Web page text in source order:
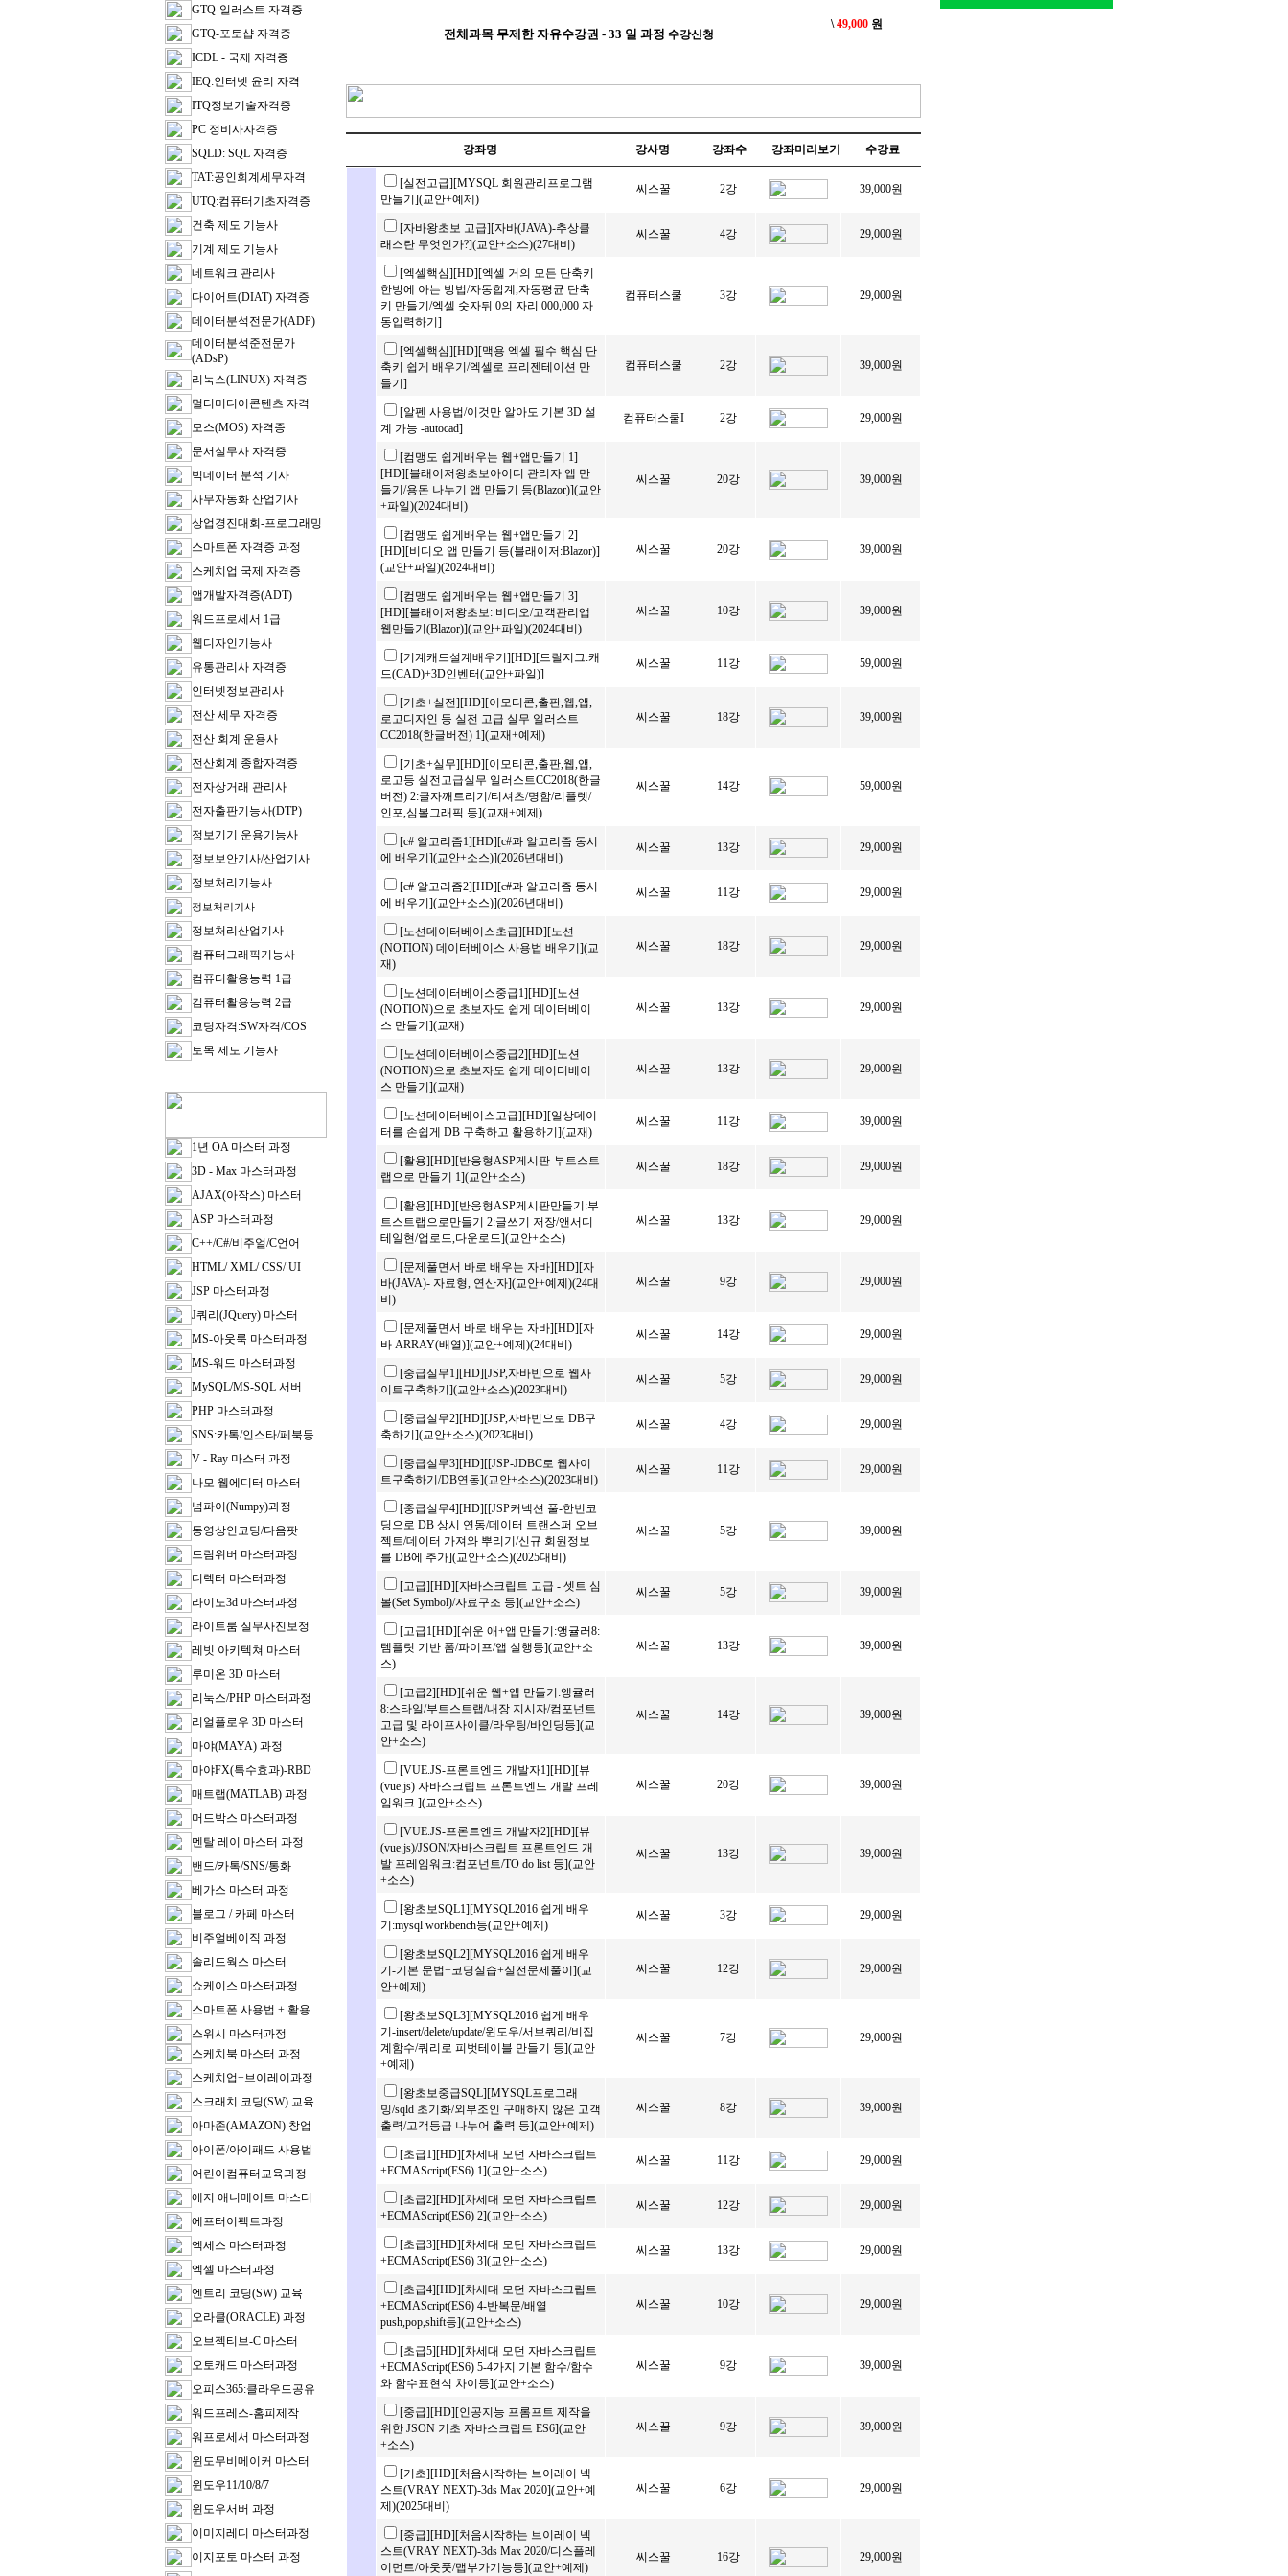
GTQ-일러스트 자격증
GTQ-포토샵 자격증
ICDL - 국제 자격증
IEQ:인터넷 윤리 자격
ITQ정보기술자격증
PC 정비사자격증
SQLD: SQL 자격증
TAT:공인회계세무자격
UTQ:컴퓨터기초자격증
건축 제도 기능사
기계 제도 기능사
네트워크 관리사
다이어트(DIAT) 자격증
데이터분석전문가(ADP)
데이터분석준전문가
(ADsP)
리눅스(LINUX) 자격증
멀티미디어콘텐츠 자격
모스(MOS) 자격증
문서실무사 자격증
빅데이터 분석 기사
사무자동화 산업기사
상업경진대회-프로그래밍
스마트폰 자격증 과정
스케치업 국제 자격증
앱개발자격증(ADT)
워드프로세서 1급
웹디자인기능사
유통관리사 자격증
인터넷정보관리사
전산 세무 자격증
전산 회계 운용사
전산회계 종합자격증
전자상거래 관리사
전자출판기능사(DTP)
정보기기 운용기능사
정보보안기사/산업기사
정보처리기능사
정보처리기사
정보처리산업기사
컴퓨터그래픽기능사
컴퓨터활용능력 1급
컴퓨터활용능력 2급
코딩자격:SW자격/COS
토목 제도 기능사
1년 OA 마스터 과정
3D - Max 마스터과정
AJAX(아작스) 마스터
ASP 마스터과정
C++/C#/비주얼/C언어
HTML/ XML/ CSS/ UI
JSP 마스터과정
J쿼리(JQuery) 마스터
MS-아웃룩 마스터과정
MS-워드 마스터과정
MySQL/MS-SQL 서버
PHP 마스터과정
SNS:카톡/인스타/페북등
V - Ray 마스터 과정
나모 웹에디터 마스터
넘파이(Numpy)과정
동영상인코딩/다음팟
드림위버 마스터과정
디렉터 마스터과정
라이노3d 마스터과정
라이트룸 실무사진보정
레빗 아키텍쳐 마스터
루미온 3D 마스터
리눅스/PHP 마스터과정
리얼플로우 3D 마스터
마야(MAYA) 과정
마야FX(특수효과)-RBD
매트랩(MATLAB) 과정
머드박스 마스터과정
멘탈 레이 마스터 과정
밴드/카톡/SNS/통화
베가스 마스터 과정
블로그 / 카페 마스터
비주얼베이직 과정
솔리드웍스 마스터
쇼케이스 마스터과정
스마트폰 사용법 + 활용
스위시 마스터과정
스케치북 마스터 과정
스케치업+브이레이과정
스크래치 코딩(SW) 교육
아마존(AMAZON) 창업
아이폰/아이패드 사용법
어린이컴퓨터교육과정
에지 애니메이트 마스터
에프터이펙트과정
엑세스 마스터과정
엑셀 마스터과정
엔트리 코딩(SW) 교육
오라클(ORACLE) 과정
오브젝티브-C 마스터
오토캐드 마스터과정
오피스365:클라우드공유
워드프레스-홈피제작
워프로세서 마스터과정
윈도무비메이커 마스터
윈도우11/10/8/7
윈도우서버 과정
이미지레디 마스터과정
이지포토 마스터 과정
전체과목 무제한 자유수강권 - 33 일 과정 수강신청
\49,000 원
강좌명 강사명 강좌수 강좌미리보기 수강료
[실전고급][MYSQL 회원관리프로그램
만들기](교안+예제)
씨스꿀 2강 39,000원
[자바왕초보 고급][자바(JAVA)-추상클
래스란 무엇인가?](교안+소스)(27대비)
씨스꿀 4강 29,000원
[엑셀핵심][HD][엑셀 거의 모든 단축키
한방에 아는 방법/자동합계,자동평균 단축
키 만들기/엑셀 숫자뒤 0의 자리 000,000 자
동입력하기]
컴퓨터스쿨 3강 29,000원
[엑셀핵심][HD][맥용 엑셀 필수 핵심 단
축키 쉽게 배우기/엑셀로 프리젠테이션 만
들기]
컴퓨터스쿨 2강 39,000원
[알펜 사용법/이것만 알아도 기본 3D 설
계 가능 -autocad]
컴퓨터스쿨I 2강 29,000원
[컴맹도 쉽게배우는 웹+앱만들기 1]
[HD][블래이저왕초보아이디 관리자 앱 만
들기/용돈 나누기 앱 만들기 등(Blazor)](교안
+파일)(2024대비)
씨스꿀 20강 39,000원
[컴맹도 쉽게배우는 웹+앱만들기 2]
[HD][비디오 앱 만들기 등(블래이저:Blazor)]
(교안+파일)(2024대비)
씨스꿀 20강 39,000원
[컴맹도 쉽게배우는 웹+앱만들기 3]
[HD][블래이저왕초보: 비디오/고객관리앱
웹만들기(Blazor)](교안+파일)(2024대비)
씨스꿀 10강 39,000원
[기계캐드설계배우기][HD][드릴지그:캐
드(CAD)+3D인벤터(교안+파일)]
씨스꿀 11강 59,000원
[기초+실전][HD][이모티콘,출판,웹,앱,
로고디자인 등 실전 고급 실무 일러스트
CC2018(한글버전) 1](교재+예제)
씨스꿀 18강 39,000원
[기초+실무][HD][이모티콘,출판,웹,앱,
로고등 실전고급실무 일러스트CC2018(한글
버전) 2:글자깨트리기/티셔츠/명함/리플렛/
인포,심볼그래픽 등](교재+예제)
씨스꿀 14강 59,000원
[c# 알고리즘1][HD][c#과 알고리즘 동시
에 배우기](교안+소스)](2026년대비)
씨스꿀 13강 29,000원
[c# 알고리즘2][HD][c#과 알고리즘 동시
에 배우기](교안+소스)](2026년대비)
씨스꿀 11강 29,000원
[노션데이터베이스초급][HD][노션
(NOTION) 데이터베이스 사용법 배우기](교
재)
씨스꿀 18강 29,000원
[노션데이터베이스중급1][HD][노션
(NOTION)으로 초보자도 쉽게 데이터베이
스 만들기](교재)
씨스꿀 13강 29,000원
[노션데이터베이스중급2][HD][노션
(NOTION)으로 초보자도 쉽게 데이터베이
스 만들기](교재)
씨스꿀 13강 29,000원
[노션데이터베이스고급][HD][일상데이
터를 손쉽게 DB 구축하고 활용하기](교재)
씨스꿀 11강 39,000원
[활용][HD][반응형ASP게시판-부트스트
랩으로 만들기 1](교안+소스)
씨스꿀 18강 29,000원
[활용][HD][반응형ASP게시판만들기:부
트스트랩으로만들기 2:글쓰기 저장/앤서디
테일현/업로드,다운로드](교안+소스)
씨스꿀 13강 29,000원
[문제풀면서 바로 배우는 자바][HD][자
바(JAVA)- 자료형, 연산자](교안+예제)(24대
비)
씨스꿀 9강 29,000원
[문제풀면서 바로 배우는 자바][HD][자
바 ARRAY(배열)](교안+예제)(24대비)
씨스꿀 14강 29,000원
[중급실무1][HD][JSP,자바빈으로 웹사
이트구축하기](교안+소스)(2023대비)
씨스꿀 5강 29,000원
[중급실무2][HD][JSP,자바빈으로 DB구
축하기](교안+소스)(2023대비)
씨스꿀 4강 29,000원
[중급실무3][HD][[JSP-JDBC로 웹사이
트구축하기/DB연동](교안+소스)(2023대비)
씨스꿀 11강 29,000원
[중급실무4][HD][[JSP커넥션 풀-한번코
딩으로 DB 상시 연동/데이터 트랜스퍼 오브
젝트/데이터 가져와 뿌리기/신규 회원정보
를 DB에 추가](교안+소스)(2025대비)
씨스꿀 5강 39,000원
[고급][HD][자바스크립트 고급 - 셋트 심
볼(Set Symbol)/자료구조 등](교안+소스)
씨스꿀 5강 39,000원
[고급1[HD][쉬운 애+앱 만들기:앵귤러8:
템플릿 기반 폼/파이프/앱 실행등](교안+소
스)
씨스꿀 13강 39,000원
[고급2][HD][쉬운 웹+앱 만들기:앵귤러
8:스타일/부트스트랩/내장 지시자/컴포넌트
고급 및 라이프사이클/라우팅/바인딩등](교
안+소스)
씨스꿀 14강 39,000원
[VUE.JS-프론트엔드 개발자1][HD][뷰
(vue.js) 자바스크립트 프론트엔드 개발 프레
임워크 ](교안+소스)
씨스꿀 20강 39,000원
[VUE.JS-프론트엔드 개발자2][HD][뷰
(vue.js)/JSON/자바스크립트 프론트엔드 개
발 프레임워크:컴포넌트/TO do list 등](교안
+소스)
씨스꿀 13강 39,000원
[왕초보SQL1][MYSQL2016 쉽게 배우
기:mysql workbench등(교안+예제)
씨스꿀 3강 29,000원
[왕초보SQL2][MYSQL2016 쉽게 배우
기-기본 문법+코딩실습+실전문제풀이](교
안+예제)
씨스꿀 12강 29,000원
[왕초보SQL3][MYSQL2016 쉽게 배우
기-insert/delete/update/윈도우/서브쿼리/비집
계함수/쿼리로 피벗테이블 만들기 등](교안
+예제)
씨스꿀 7강 29,000원
[왕초보중급SQL][MYSQL프로그래
밍/sqld 초기화/외부조인 구매하지 않은 고객
출력/고객등급 나누어 출력 등](교안+예제)
씨스꿀 8강 39,000원
[초급1][HD][차세대 모던 자바스크립트
+ECMAScript(ES6) 1](교안+소스)
씨스꿀 11강 29,000원
[초급2][HD][차세대 모던 자바스크립트
+ECMAScript(ES6) 2](교안+소스)
씨스꿀 12강 29,000원
[초급3][HD][차세대 모던 자바스크립트
+ECMAScript(ES6) 3](교안+소스)
씨스꿀 13강 29,000원
[초급4][HD][차세대 모던 자바스크립트
+ECMAScript(ES6) 4-반복문/배열
push,pop,shift등](교안+소스)
씨스꿀 10강 29,000원
[초급5][HD][차세대 모던 자바스크립트
+ECMAScript(ES6) 5-4가지 기본 함수/함수
와 함수표현식 차이등](교안+소스)
씨스꿀 9강 39,000원
[중급][HD][인공지능 프롬프트 제작을
위한 JSON 기초 자바스크립트 ES6](교안
+소스)
씨스꿀 9강 39,000원
[기초][HD][처음시작하는 브이레이 넥
스트(VRAY NEXT)-3ds Max 2020](교안+예
제)(2025대비)
씨스꿀 6강 29,000원
[중급][HD][처음시작하는 브이레이 넥
스트(VRAY NEXT)-3ds Max 2020/디스플레
이먼트/아웃풋/맵부가기능등](교안+예제)
씨스꿀 16강 29,000원